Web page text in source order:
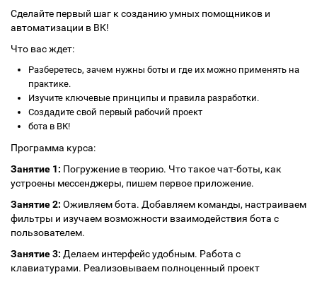
Сделайте первый шаг к созданию умных помощников и
автоматизации в ВК!
Что вас ждет:
Разберетесь, зачем нужны боты и где их можно применять на
практике.
Изучите ключевые принципы и правила разработки.
Создадите свой первый рабочий проект
бота в ВК!
Программа курса:
Занятие 1: Погружение в теорию. Что такое чат-боты, как
устроены мессенджеры, пишем первое приложение.
Занятие 2: Оживляем бота. Добавляем команды, настраиваем
фильтры и изучаем возможности взаимодействия бота с
пользователем.
Занятие 3: Делаем интерфейс удобным. Работа с
клавиатурами. Реализовываем полноценный проект